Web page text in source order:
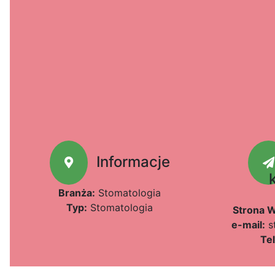
Informacje
Branża: Stomatologia
Typ: Stomatologia Strona
e-mail: s